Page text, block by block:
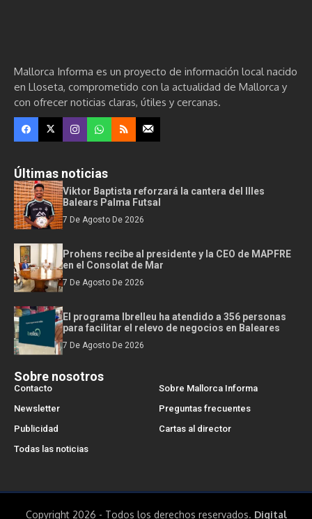
Mallorca Informa es un proyecto de información local nacido
en Lloseta, comprometido con la actualidad de Mallorca y
con ofrecer noticias claras, útiles y cercanas.
Últimas noticias
Viktor Baptista reforzará la cantera del Illes
Balears Palma Futsal
7 De Agosto De 2026
Prohens recibe al presidente y la CEO de MAPFRE
en el Consolat de Mar
7 De Agosto De 2026
El programa Ibrelleu ha atendido a 356 personas
para facilitar el relevo de negocios en Baleares
7 De Agosto De 2026
Sobre nosotros
Contacto
Sobre Mallorca Informa
Newsletter
Preguntas frecuentes
Publicidad
Cartas al director
Todas las noticias
Copyright 2026 - Todos los derechos reservados. Digital